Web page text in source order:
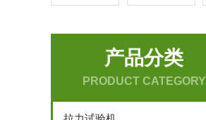
产品分类
PRODUCT CATEGORY